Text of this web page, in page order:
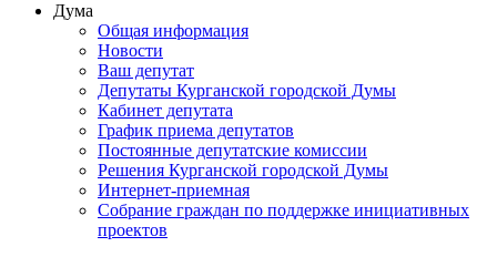
Дума
Общая информация
Новости
Ваш депутат
Депутаты Курганской городской Думы
Кабинет депутата
График приема депутатов
Постоянные депутатские комиссии
Решения Курганской городской Думы
Интернет-приемная
Собрание граждан по поддержке инициативных
проектов